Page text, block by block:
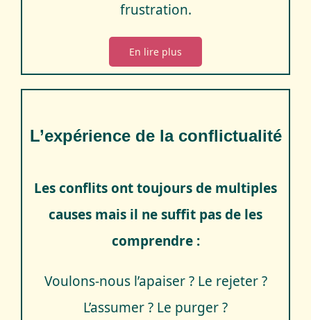
frustration.
En lire plus
L’expérience de la conflictualité
Les conflits ont toujours de multiples
causes mais il ne suffit pas de les
comprendre :
Voulons-nous l’apaiser ? Le rejeter ?
L’assumer ? Le purger ?